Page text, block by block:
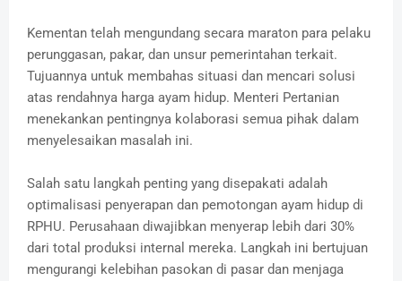
Kementan telah mengundang secara maraton para pelaku
perunggasan, pakar, dan unsur pemerintahan terkait.
Tujuannya untuk membahas situasi dan mencari solusi
atas rendahnya harga ayam hidup. Menteri Pertanian
menekankan pentingnya kolaborasi semua pihak dalam
menyelesaikan masalah ini.
Salah satu langkah penting yang disepakati adalah
optimalisasi penyerapan dan pemotongan ayam hidup di
RPHU. Perusahaan diwajibkan menyerap lebih dari 30%
dari total produksi internal mereka. Langkah ini bertujuan
mengurangi kelebihan pasokan di pasar dan menjaga